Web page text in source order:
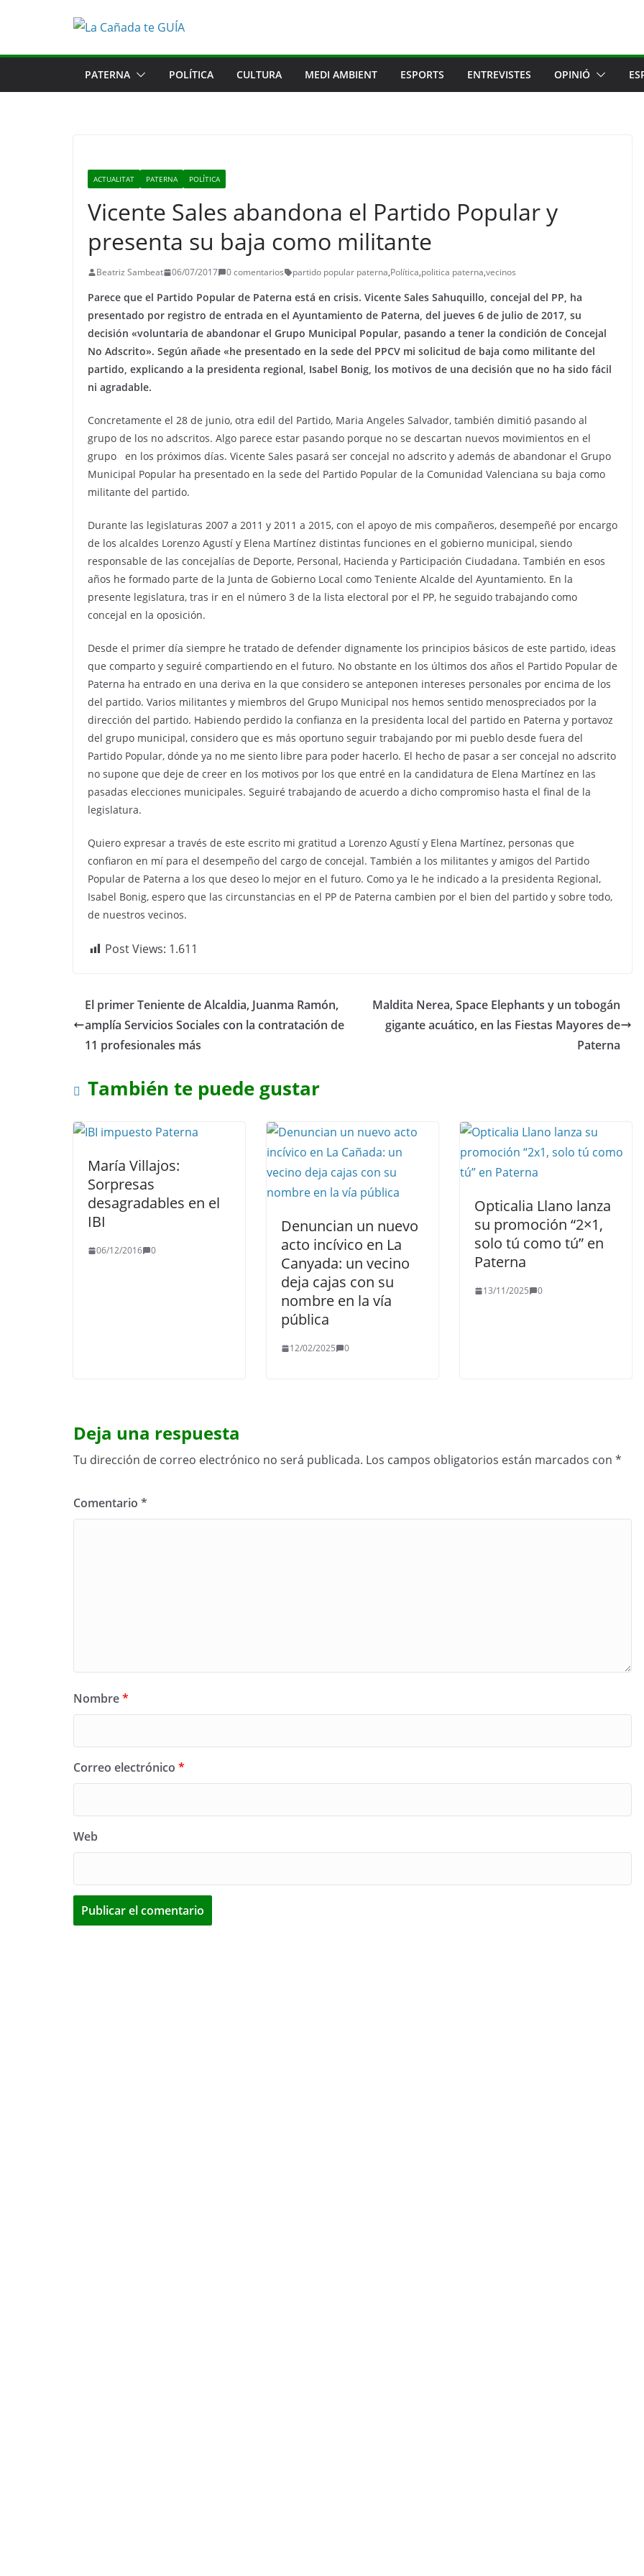
PATERNA POLÍTICA CULTURA MEDI AMBIENT ESPORTS ENTREVISTES OPINIÓ
ACTUALITAT PATERNA POLÍTICA
Vicente Sales abandona el Partido Popular y
presenta su baja como militante
Beatriz Sambeat 06/07/2017 0 comentarios partido popular paterna,Política,politica paterna,vecinos
Parece que el Partido Popular de Paterna está en crisis. Vicente Sales Sahuquillo, concejal del PP, ha
presentado por registro de entrada en el Ayuntamiento de Paterna, del jueves 6 de julio de 2017, su
decisión «voluntaria de abandonar el Grupo Municipal Popular, pasando a tener la condición de Concejal
No Adscrito». Según añade «he presentado en la sede del PPCV mi solicitud de baja como militante del
partido, explicando a la presidenta regional, Isabel Bonig, los motivos de una decisión que no ha sido fácil
ni agradable.
Concretamente el 28 de junio, otra edil del Partido, Maria Angeles Salvador, también dimitió pasando al
grupo de los no adscritos. Algo parece estar pasando porque no se descartan nuevos movimientos en el
grupo en los próximos días. Vicente Sales pasará ser concejal no adscrito y además de abandonar el Grupo
Municipal Popular ha presentado en la sede del Partido Popular de la Comunidad Valenciana su baja como
militante del partido.
Durante las legislaturas 2007 a 2011 y 2011 a 2015, con el apoyo de mis compañeros, desempeñé por encargo
de los alcaldes Lorenzo Agustí y Elena Martínez distintas funciones en el gobierno municipal, siendo
responsable de las concejalías de Deporte, Personal, Hacienda y Participación Ciudadana. También en esos
años he formado parte de la Junta de Gobierno Local como Teniente Alcalde del Ayuntamiento. En la
presente legislatura, tras ir en el número 3 de la lista electoral por el PP, he seguido trabajando como
concejal en la oposición.
Desde el primer día siempre he tratado de defender dignamente los principios básicos de este partido, ideas
que comparto y seguiré compartiendo en el futuro. No obstante en los últimos dos años el Partido Popular de
Paterna ha entrado en una deriva en la que considero se anteponen intereses personales por encima de los
del partido. Varios militantes y miembros del Grupo Municipal nos hemos sentido menospreciados por la
dirección del partido. Habiendo perdido la confianza en la presidenta local del partido en Paterna y portavoz
del grupo municipal, considero que es más oportuno seguir trabajando por mi pueblo desde fuera del
Partido Popular, dónde ya no me siento libre para poder hacerlo. El hecho de pasar a ser concejal no adscrito
no supone que deje de creer en los motivos por los que entré en la candidatura de Elena Martínez en las
pasadas elecciones municipales. Seguiré trabajando de acuerdo a dicho compromiso hasta el final de la
legislatura.
Quiero expresar a través de este escrito mi gratitud a Lorenzo Agustí y Elena Martínez, personas que
confiaron en mí para el desempeño del cargo de concejal. También a los militantes y amigos del Partido
Popular de Paterna a los que deseo lo mejor en el futuro. Como ya le he indicado a la presidenta Regional,
Isabel Bonig, espero que las circunstancias en el PP de Paterna cambien por el bien del partido y sobre todo,
de nuestros vecinos.
Post Views: 1.611
El primer Teniente de Alcaldia, Juanma Ramón,
amplía Servicios Sociales con la contratación de
11 profesionales más
Maldita Nerea, Space Elephants y un tobogán
gigante acuático, en las Fiestas Mayores de
Paterna
También te puede gustar
María Villajos:
Sorpresas
desagradables en el
IBI
06/12/2016 0
Denuncian un nuevo
acto incívico en La
Canyada: un vecino
deja cajas con su
nombre en la vía
pública
12/02/2025 0
Opticalia Llano lanza
su promoción “2×1,
solo tú como tú” en
Paterna
13/11/2025 0
Deja una respuesta
Tu dirección de correo electrónico no será publicada. Los campos obligatorios están marcados con *
Comentario *
Nombre*
Correo electrónico *
Web